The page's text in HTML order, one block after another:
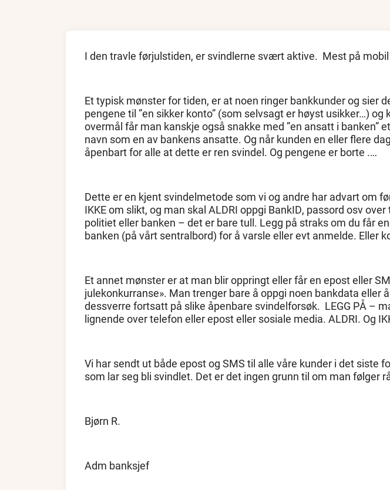
I den travle førjulstiden, er svindlerne svært aktive. Mest på mobil
Et typisk mønster for tiden, er at noen ringer bankkunder og sier
pengene til ”en sikker konto” (som selvsagt er høyst usikker…)
overmål får man kanskje også snakke med ”en ansatt i
navn som en av bankens ansatte. Og når kunden en eller flere
åpenbart for alle at dette er ren svindel. Og pengene er borte .…
Dette er en kjent svindelmetode som vi og andre har advart om
IKKE om slikt, og man skal ALDRI oppgi BankID, passord osv
politiet eller banken – det er bare tull. Legg på straks om du får
banken (på vårt sentralbord) for å varsle eller evt anmelde. Eller
Et annet mønster er at man blir oppringt eller får en epost eller
julekonkurranse». Man trenger bare å oppgi noen bankdata eller
dessverre fortsatt på slike åpenbare svindelforsøk. LEGG PÅ –
lignende over telefon eller epost eller sosiale media. ALDRI. Og
Vi har sendt ut både epost og SMS til alle våre kunder i det
som lar seg bli svindlet. Det er det ingen grunn til om man følger
Bjørn R.
Adm banksjef